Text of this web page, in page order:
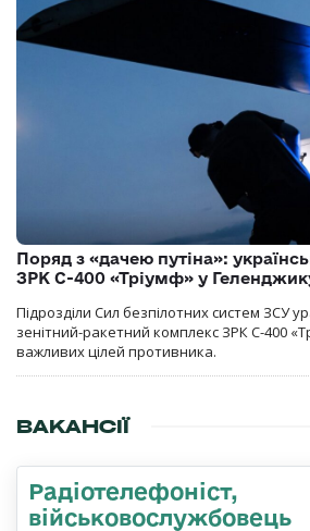
Поряд з «дачею путіна»:
ЗРК С-400 «Тріумф» у
Підрозділи Сил безпілотних систем ЗСУ
зенітний-ракетний комплекс ЗРК С-400
важливих цілей противника.
ВАКАНСІЇ
Радіотелефоніст,
військовослужбовець